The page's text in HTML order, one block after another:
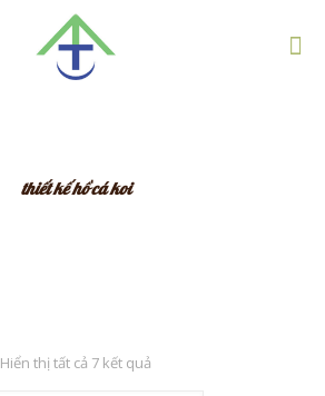
thiết kế hồ cá koi
Hiển thị tất cả 7 kết quả